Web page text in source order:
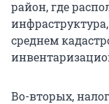
район, где
среднем
Во-вторых,